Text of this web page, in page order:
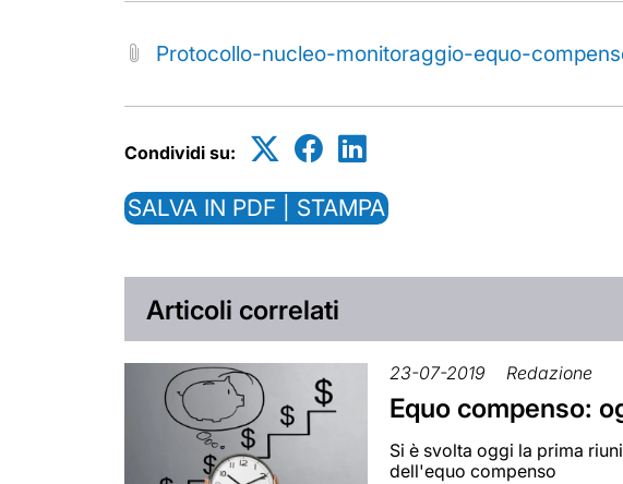
Protocollo-nucleo-monitoraggio-equo-
Condividi su:
SALVA IN PDF | STAMPA
Articoli correlati
23-07-2019 Redazione
Equo compenso:
Si è svolta oggi la prima
dell'equo compenso